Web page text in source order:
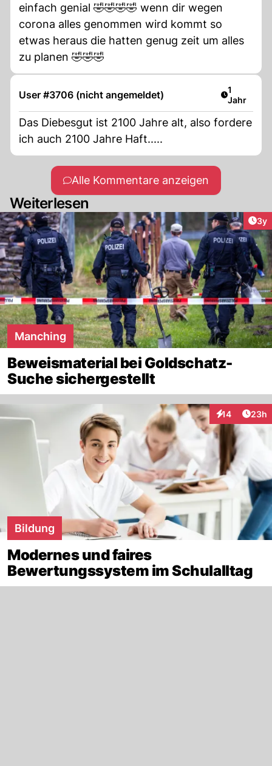
einfach genial 🤣🤣🤣🤣 wenn dir wegen
corona alles genommen wird kommt so
etwas heraus die hatten genug zeit um alles
zu planen 🤣🤣🤣
User #3706 (nicht angemeldet) Artikel
1
Jahr
Das Diebesgut ist 2100 Jahre alt, also fordere
ich auch 2100 Jahre Haft.....
Alle Kommentare anzeigen
Weiterlesen
3y
Manching
Beweismaterial bei Goldschatz-
Suche sichergestellt
14
Interaktionen
23h
Bildung
Modernes und faires
Bewertungssystem im Schulalltag